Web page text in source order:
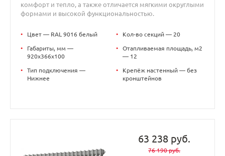
комфорт и тепло, а также отличается мягкими округлыми
формами и высокой функциональностью.
• Цвет — RAL 9016 белый
•
Габариты, мм —
920x366x100
•
Тип подключения —
Нижнее
• Кол-во секций — 20
•
Отапливаемая площадь, м2
— 12
•
Крепёж настенный — без
кронштейнов
63 238 руб.
76 190 руб.